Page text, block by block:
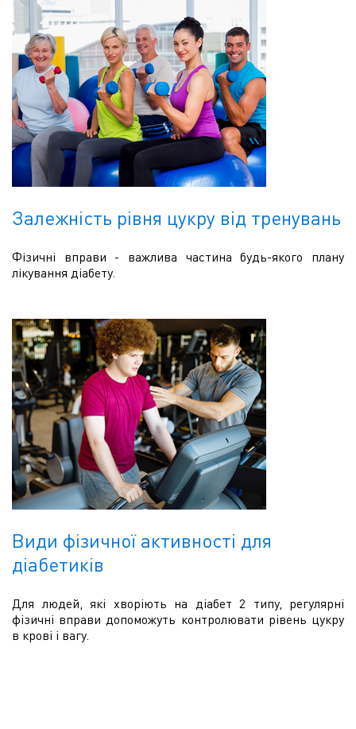
Залежність рівня цукру від тренувань
Фізичні вправи - важлива частина будь-якого плану
лікування діабету.
Види фізичної активності для
діабетиків
Для людей, які хворіють на діабет 2 типу, регулярні
фізичні вправи допоможуть контролювати рівень цукру
в крові і вагу.